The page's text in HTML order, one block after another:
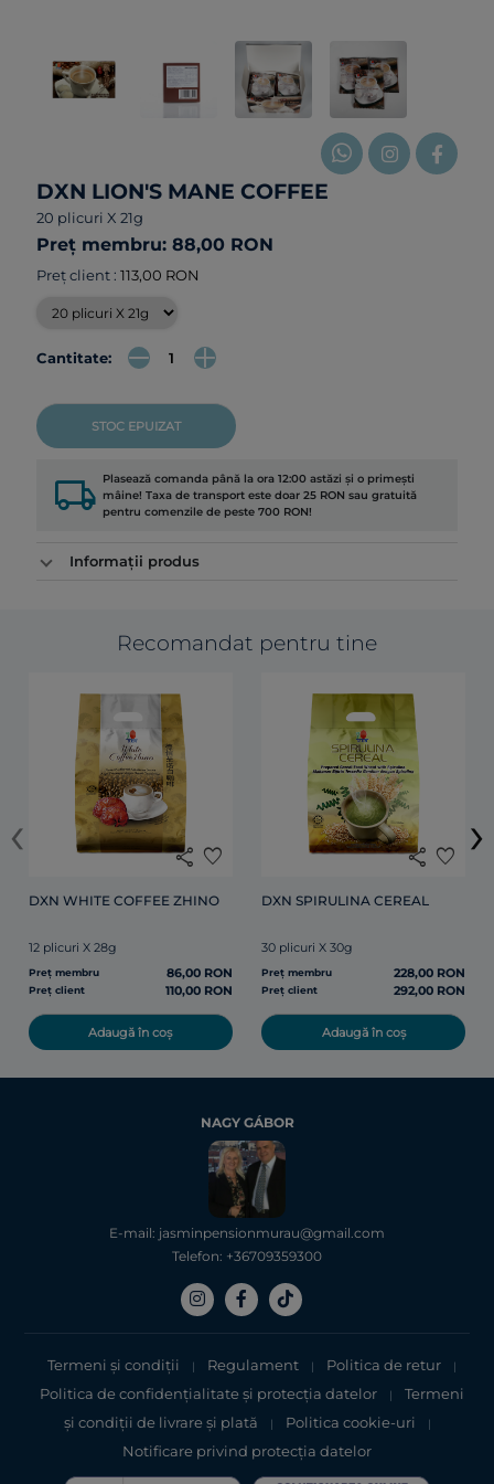
DXN LION'S MANE COFFEE
20 plicuri X 21g
Preț membru: 88,00 RON
Preț client : 113,00 RON
Cantitate:
STOC EPUIZAT
local_shipping Plasează comanda până la ora 12:00 astăzi și o primești
mâine! Taxa de transport este doar 25 RON sau gratuită
pentru comenzile de peste 700 RON!
Informații produs
Recomandat pentru tine
share favorite
DXN WHITE COFFEE ZHINO
12 plicuri X 28g
Preț membru 86,00 RON
Preț client 110,00 RON
Adaugă în coș
share favorite
DXN SPIRULINA CEREAL
30 plicuri X 30g
Preț membru 228,00 RON
Preț client 292,00 RON
Adaugă în coș
‹ ›
NAGY GÁBOR
E-mail: jasminpensionmurau@gmail.com
Telefon: +36709359300
Termeni și condiții | Regulament | Politica de retur |
Politica de confidențialitate şi protecţia datelor |
Termeni
şi condiții de livrare și plată
| Politica cookie-uri |
Notificare privind protecția datelor